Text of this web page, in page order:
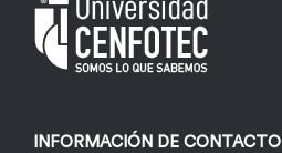
INFORMACIÓN DE CONTACTO